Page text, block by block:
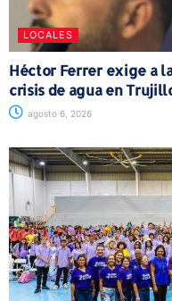
LOCALES
Héctor Ferrer exige a
crisis de agua en
agosto 6, 2026